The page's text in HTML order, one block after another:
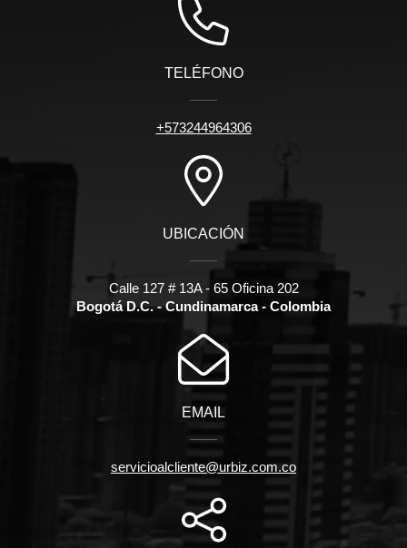
TELÉFONO
+573244964306
UBICACIÓN
Calle 127 # 13A - 65 Oficina 202
Bogotá D.C. - Cundinamarca - Colombia
EMAIL
servicioalcliente@urbiz.com.co